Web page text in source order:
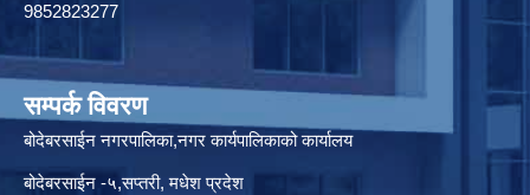
9852823277
सम्पर्क विवरण
बोदेबरसाईन नगरपालिका,नगर कार्यपालिकाको कार्यालय
बोदेबरसाईन -५,सप्तरी, मधेश प्रदेश